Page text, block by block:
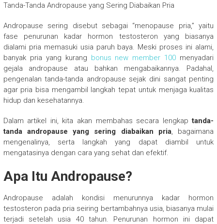
Tanda-Tanda Andropause yang Sering Diabaikan Pria
Andropause sering disebut sebagai “menopause pria,” yaitu
fase penurunan kadar hormon testosteron yang biasanya
dialami pria memasuki usia paruh baya. Meski proses ini alami,
banyak pria yang kurang bonus new member 100 menyadari
gejala andropause atau bahkan mengabaikannya. Padahal,
pengenalan tanda-tanda andropause sejak dini sangat penting
agar pria bisa mengambil langkah tepat untuk menjaga kualitas
hidup dan kesehatannya.
Dalam artikel ini, kita akan membahas secara lengkaptanda-
tanda andropause yang sering diabaikan pria , bagaimana
mengenalinya, serta langkah yang dapat diambil untuk
mengatasinya dengan cara yang sehat dan efektif.
Apa Itu Andropause?
Andropause adalah kondisi menurunnya kadar hormon
testosteron pada pria seiring bertambahnya usia, biasanya mulai
terjadi setelah usia 40 tahun. Penurunan hormon ini dapat